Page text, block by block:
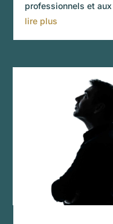
professionnels et
lire plus